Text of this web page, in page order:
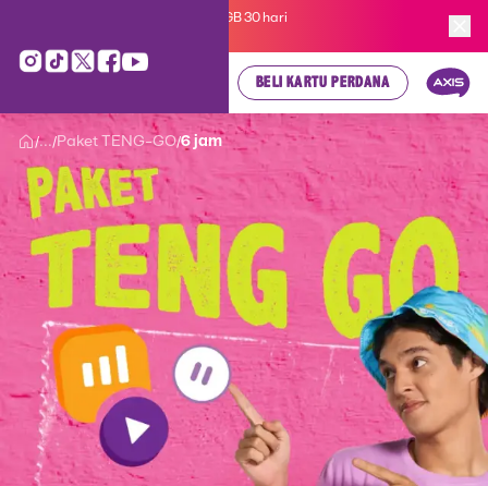
Kartu Perdana AXIS Suka-Suka 3GB 30 hari
BELI KARTU PERDANA
/.../Paket TENG-GO/6 jam